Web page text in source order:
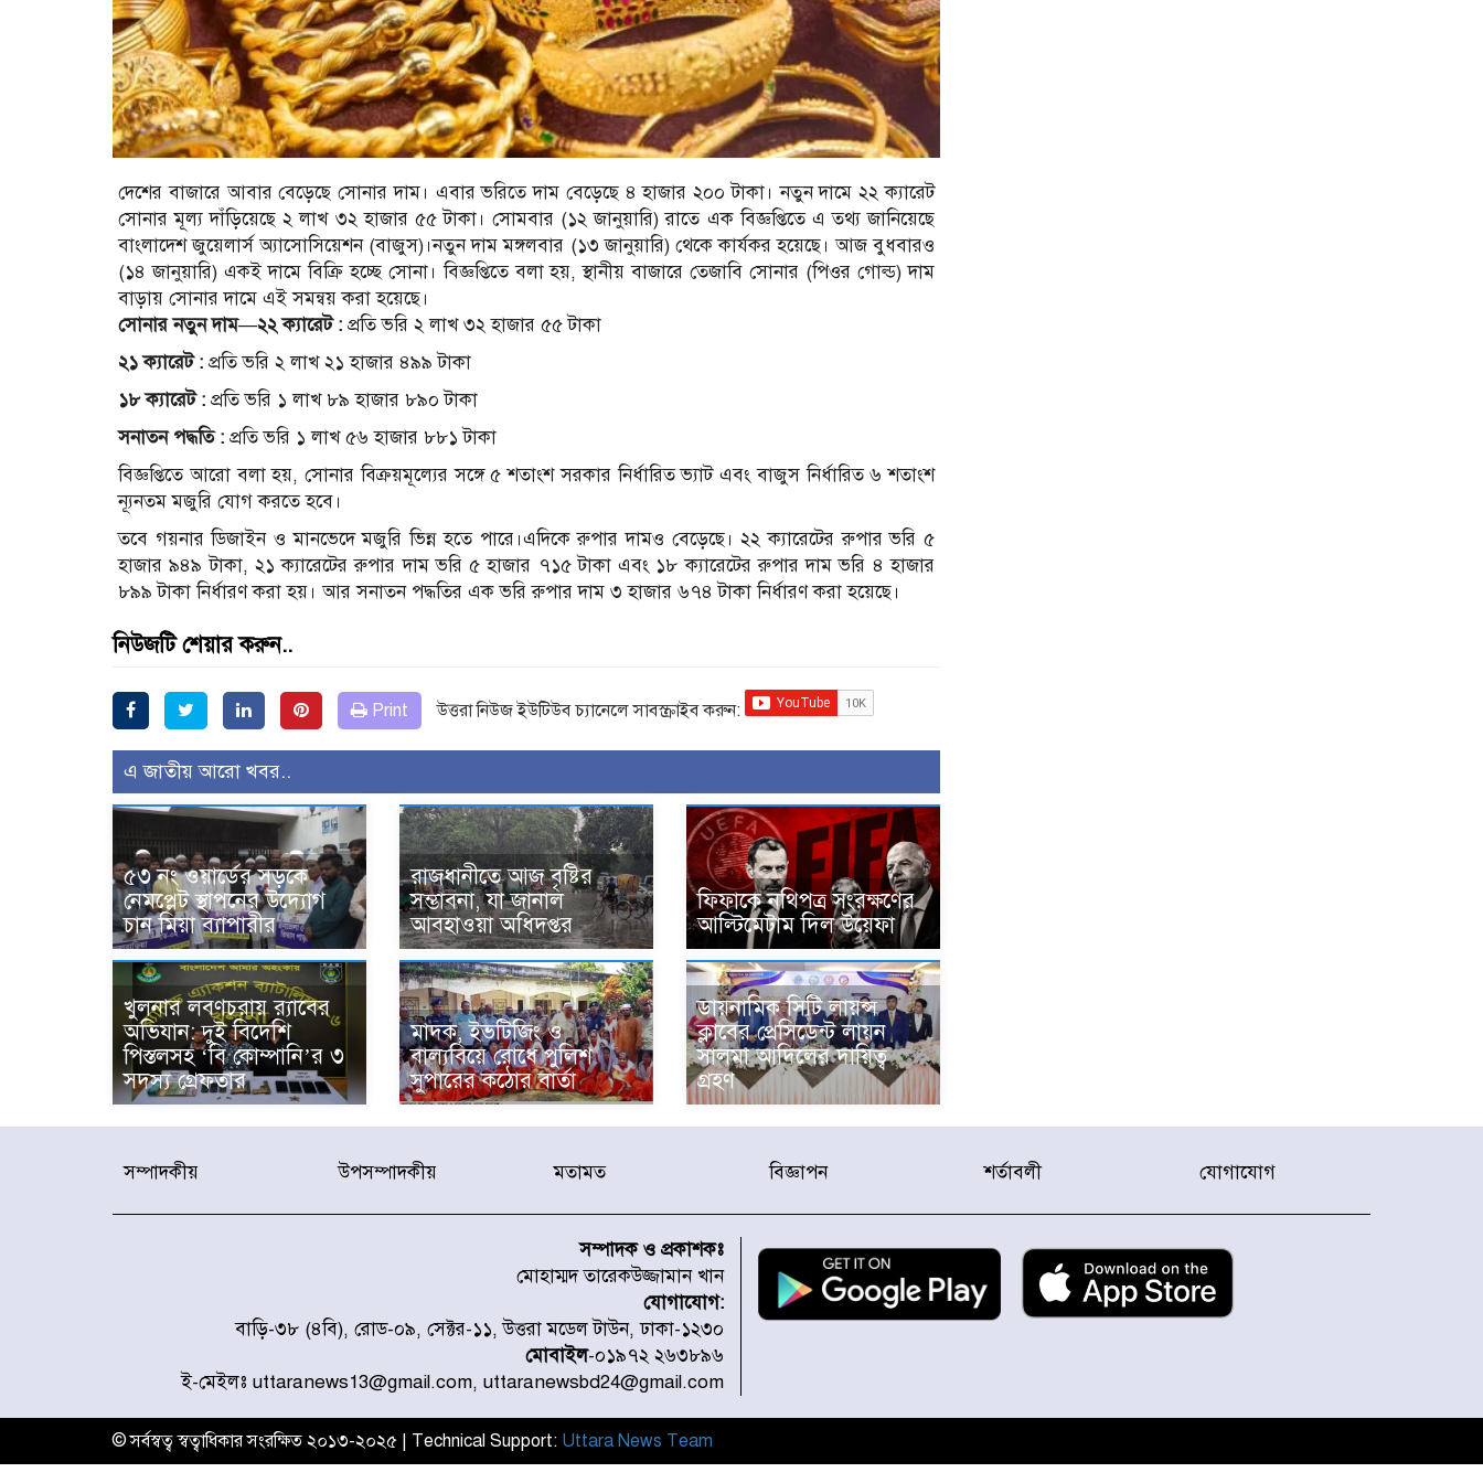
দেশের বাজারে আবার বেড়েছে সোনার দাম। এবার ভরিতে দাম বেড়েছে ৪ হাজার ২০০ টাকা। নতুন দামে ২২ ক্যারেট
সোনার মূল্য দাঁড়িয়েছে ২ লাখ ৩২ হাজার ৫৫ টাকা। সোমবার (১২ জানুয়ারি) রাতে এক বিজ্ঞপ্তিতে এ তথ্য জানিয়েছে
বাংলাদেশ জুয়েলার্স অ্যাসোসিয়েশন (বাজুস)।নতুন দাম মঙ্গলবার (১৩ জানুয়ারি) থেকে কার্যকর হয়েছে। আজ বুধবারও
(১৪ জানুয়ারি) একই দামে বিক্রি হচ্ছে সোনা। বিজ্ঞপ্তিতে বলা হয়, স্থানীয় বাজারে তেজাবি সোনার (পিওর গোল্ড) দাম
বাড়ায় সোনার দামে এই সমন্বয় করা হয়েছে।
সোনার নতুন দাম—২২ ক্যারেট : প্রতি ভরি ২ লাখ ৩২ হাজার ৫৫ টাকা
২১ ক্যারেট : প্রতি ভরি ২ লাখ ২১ হাজার ৪৯৯ টাকা
১৮ ক্যারেট : প্রতি ভরি ১ লাখ ৮৯ হাজার ৮৯০ টাকা
সনাতন পদ্ধতি : প্রতি ভরি ১ লাখ ৫৬ হাজার ৮৮১ টাকা
বিজ্ঞপ্তিতে আরো বলা হয়, সোনার বিক্রয়মূল্যের সঙ্গে ৫ শতাংশ সরকার নির্ধারিত ভ্যাট এবং বাজুস নির্ধারিত ৬ শতাংশ
ন্যূনতম মজুরি যোগ করতে হবে।
তবে গয়নার ডিজাইন ও মানভেদে মজুরি ভিন্ন হতে পারে।এদিকে রুপার দামও বেড়েছে। ২২ ক্যারেটের রুপার ভরি ৫
হাজার ৯৪৯ টাকা, ২১ ক্যারেটের রুপার দাম ভরি ৫ হাজার ৭১৫ টাকা এবং ১৮ ক্যারেটের রুপার দাম ভরি ৪ হাজার
৮৯৯ টাকা নির্ধারণ করা হয়। আর সনাতন পদ্ধতির এক ভরি রুপার দাম ৩ হাজার ৬৭৪ টাকা নির্ধারণ করা হয়েছে।
নিউজটি শেয়ার করুন..
Print উত্তরা নিউজ ইউটিউব চ্যানেলে সাবস্ক্রাইব করুন:
এ জাতীয় আরো খবর..
৫৩ নং ওয়ার্ডের সড়কে
নেমপ্লেট স্থাপনের উদ্যোগ
চান মিয়া ব্যাপারীর
রাজধানীতে আজ বৃষ্টির
সম্ভাবনা, যা জানাল
আবহাওয়া অধিদপ্তর
ফিফাকে নথিপত্র সংরক্ষণের
আল্টিমেটাম দিল উয়েফা
খুলনার লবণচরায় র‍্যাবের
অভিযান: দুই বিদেশি
পিস্তলসহ ‘বি কোম্পানি’র ৩
সদস্য গ্রেফতার
মাদক, ইভটিজিং ও
বাল্যবিয়ে রোধে পুলিশ
সুপারের কঠোর বার্তা
ডায়নামিক সিটি লায়ন্স
ক্লাবের প্রেসিডেন্ট লায়ন
সালমা আদিলের দায়িত্ব
গ্রহণ
সম্পাদকীয় উপসম্পাদকীয় মতামত বিজ্ঞাপন শর্তাবলী যোগাযোগ
সম্পাদক ও প্রকাশকঃ
মোহাম্মদ তারেকউজ্জামান খান
যোগাযোগ:
বাড়ি-৩৮ (৪বি), রোড-০৯, সেক্টর-১১, উত্তরা মডেল টাউন, ঢাকা-১২৩০
মোবাইল-০১৯৭২ ২৬৩৮৯৬
ই-মেইলঃ uttaranews13@gmail.com, uttaranewsbd24@gmail.com
© সর্বস্বত্ব স্বত্বাধিকার সংরক্ষিত ২০১৩-২০২৫ | Technical Support: Uttara News Team